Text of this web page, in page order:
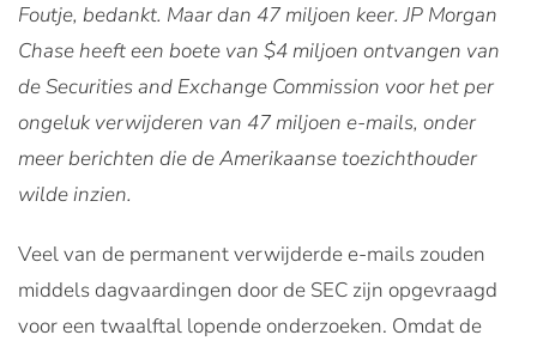
Foutje, bedankt. Maar dan 47 miljoen keer. JP Morgan
Chase heeft een boete van $4 miljoen ontvangen van
de Securities and Exchange Commission voor het per
ongeluk verwijderen van 47 miljoen e-mails, onder
meer berichten die de Amerikaanse toezichthouder
wilde inzien.
Veel van de permanent verwijderde e-mails zouden
middels dagvaardingen door de SEC zijn opgevraagd
voor een twaalftal lopende onderzoeken. Omdat de